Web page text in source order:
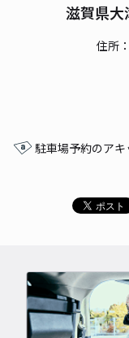
滋賀県大
住所
駐車場予約のアキ